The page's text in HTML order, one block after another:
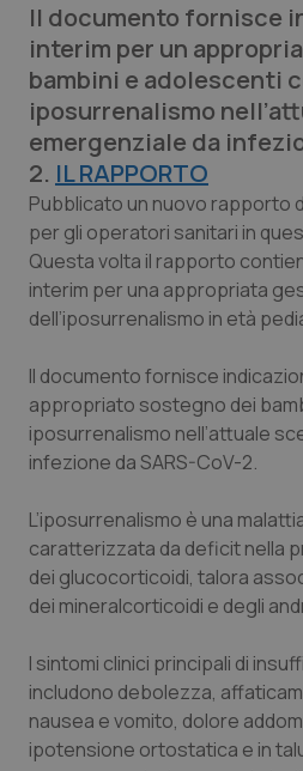
Lettere al direttore
Edizioni Regionali
QS Pro
Professionisti Sanitari.AI
Abruzzo
Calabria
Emilia-Romagna
Friuli Venezia Giulia
Lazio
Liguria
QS Pro Gold
Asma & BPCO
Colesterolo &
Dermatite Atopica
Diabete & glucometri
Disturbi dell’umore
Il documento fornisce
interim per un
bambini e adolescenti
iposurrenalismo
emergenziale da
2. IL RAPPORTO
Pubblicato un nuovo rapporto
per gli operatori sanitari in
Questa volta il rapporto
interim per una appropriata
dell’iposurrenalismo in età
Il documento fornisce
appropriato sostegno dei
iposurrenalismo nell’attuale
infezione da SARS-CoV-2.
L’iposurrenalismo è una
caratterizzata da deficit nella
dei glucocorticoidi, talora
dei mineralcorticoidi e degli
I sintomi clinici principali di
includono debolezza,
nausea e vomito, dolore
ipotensione ortostatica e in